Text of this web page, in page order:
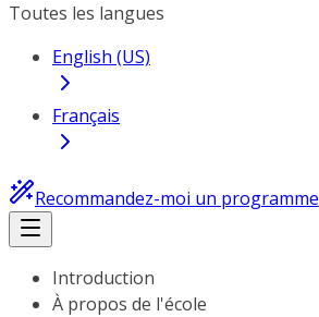
Toutes les langues
English (US)
Français
Recommandez-moi un programme
Introduction
À propos de l'école